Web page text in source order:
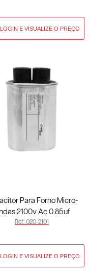
Para Forno Micro-
2100v Ac 0.85uf
3 Teminais Largo 020-
Ref: 020-2101